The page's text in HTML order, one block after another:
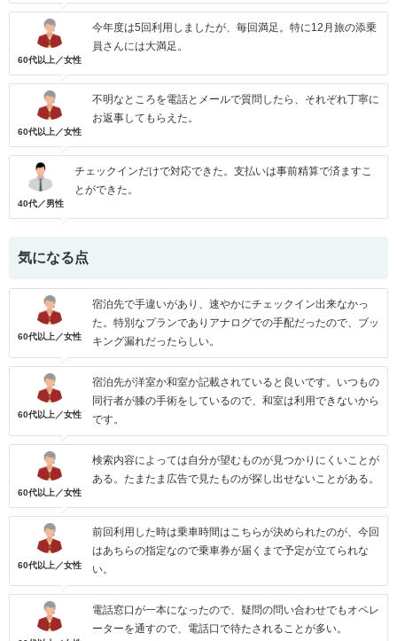
60代以上／女性
今年度は5回利用しましたが、毎回満足。特に12月旅の添乗
員さんには大満足。
60代以上／女性
不明なところを電話とメールで質問したら、それぞれ丁寧に
お返事してもらえた。
40代／男性
チェックインだけで対応できた。支払いは事前精算で済ますこ
とができた。
気になる点
60代以上／女性
宿泊先で手違いがあり、速やかにチェックイン出来なかっ
た。特別なプランでありアナログでの手配だったので、ブッ
キング漏れだったらしい。
60代以上／女性
宿泊先が洋室か和室か記載されていると良いです。いつもの
同行者が膝の手術をしているので、和室は利用できないから
です。
60代以上／女性
検索内容によっては自分が望むものが見つかりにくいことが
ある。たまたま広告で見たものが探し出せないことがある。
60代以上／女性
前回利用した時は乗車時間はこちらが決められたのが、今回
はあちらの指定なので乗車券が届くまで予定が立てられな
い。
電話窓口が一本になったので、疑問の問い合わせでもオペレ
ーターを通すので、電話口で待たされることが多い。